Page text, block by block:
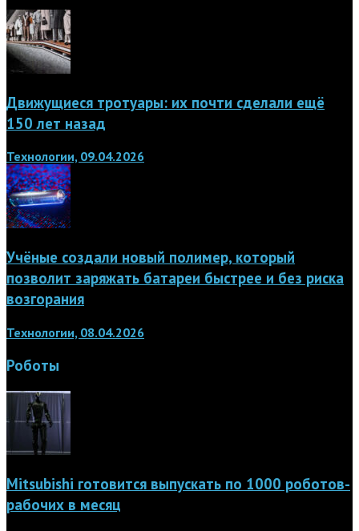
Движущиеся тротуары: их почти сделали ещё
150 лет назад
Технологии, 09.04.2026
Учёные создали новый полимер, который
позволит заряжать батареи быстрее и без риска
возгорания
Технологии, 08.04.2026
Роботы
Mitsubishi готовится выпускать по 1000 роботов-
рабочих в месяц